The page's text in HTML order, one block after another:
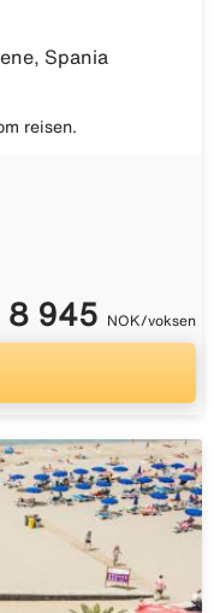
Spania
reisen.
8 945 NOK/voksen